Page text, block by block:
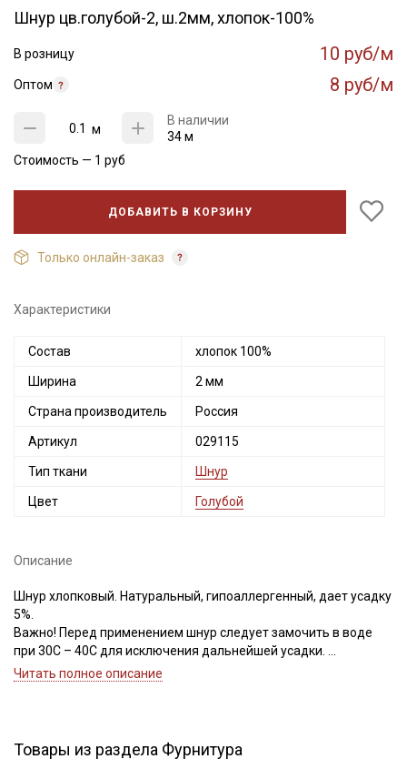
Шнур цв.голубой-2, ш.2мм, хлопок-100%
В розницу 10 руб/м
Оптом 8 руб/м
м
В наличии
34 м
Стоимость — 1 руб
ДОБАВИТЬ В КОРЗИНУ
Только онлайн-заказ
Характеристики
Состав хлопок 100%
Ширина 2 мм
Страна производитель Россия
Артикул 029115
Тип ткани Шнур
Цвет Голубой
Описание
Шнур хлопковый. Натуральный, гипоаллергенный, дает усадку
5%.
Важно! Перед применением шнур следует замочить в воде
при 30С – 40С для исключения дальнейшей усадки.
Шнур используют в качестве завязок в мешочках для
приключения.
Цветопередача может отличаться от оригинального цвета
Читать полное описание
Товары из раздела Фурнитура
Секретная рассылка от Купава
Мы публикуем здесь дополнительные
промокоды и скидки до 30% на узкие
Электронная почта
данныхи даюСогласие на обработку персональных
данных
ДаюСогласие на получение рекламных и